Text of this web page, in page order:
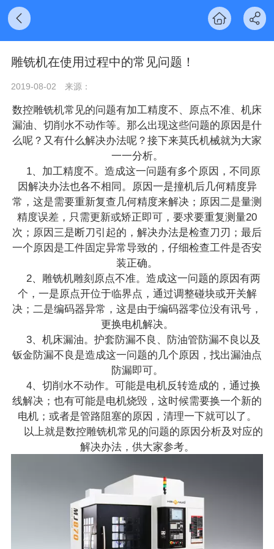
雕铣机在使用过程中的常见问题！
2019-08-02 来源：
数控雕铣机常见的问题有加工精度不、原点不准、机床
漏油、切削水不动作等。那么出现这些问题的原因是什
么呢？又有什么解决办法呢？接下来莫氏机械就为大家
一一分析。
1、加工精度不。造成这一问题有多个原因，不同原
因解决办法也各不相同。原因一是撞机后几何精度异
常，这是需要重新复查几何精度来解决；原因二是量测
精度误差，只需更新或矫正即可，要求要重复测量20
次；原因三是断刀引起的，解决办法是检查刀刃；最后
一个原因是工件固定异常导致的，仔细检查工件是否安
装正确。
2、雕铣机雕刻原点不准。造成这一问题的原因有两
个，一是原点开位于临界点，通过调整碰块或开关解
决；二是编码器异常，这是由于编码器零位没有讯号，
更换电机解决。
3、机床漏油。护套防漏不良、防油管防漏不良以及
钣金防漏不良是造成这一问题的几个原因，找出漏油点
防漏即可。
4、切削水不动作。可能是电机反转造成的，通过换
线解决；也有可能是电机烧毁，这时候需要换一个新的
电机；或者是管路阻塞的原因，清理一下就可以了。
以上就是数控雕铣机常见的问题的原因分析及对应的
解决办法，供大家参考。